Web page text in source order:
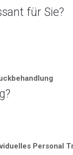
für Sie?
Personal